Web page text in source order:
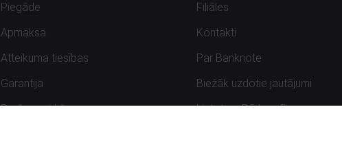
Piegāde
Apmaksa
Atteikuma tiesības
Garantija
Preču uzpirkšana
Filiāles
Kontakti
Par Banknote
Biežāk uzdotie jautājumi
Lietots – Pārbaudīts